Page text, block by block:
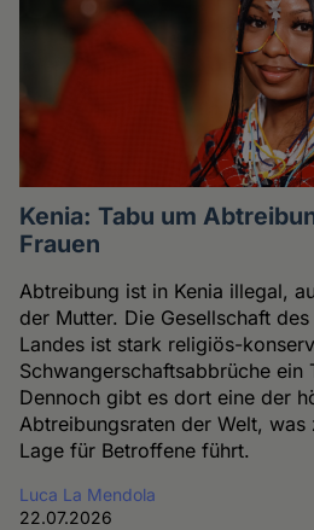
Kenia: Tabu um
Frauen
Abtreibung ist in Kenia illegal,
der Mutter. Die Gesellschaft
Landes ist stark religiös-
Schwangerschaftsabbrüche ein
Dennoch gibt es dort eine der
Abtreibungsraten der Welt, was
Lage für Betroffene führt.
Luca La Mendola
22.07.2026